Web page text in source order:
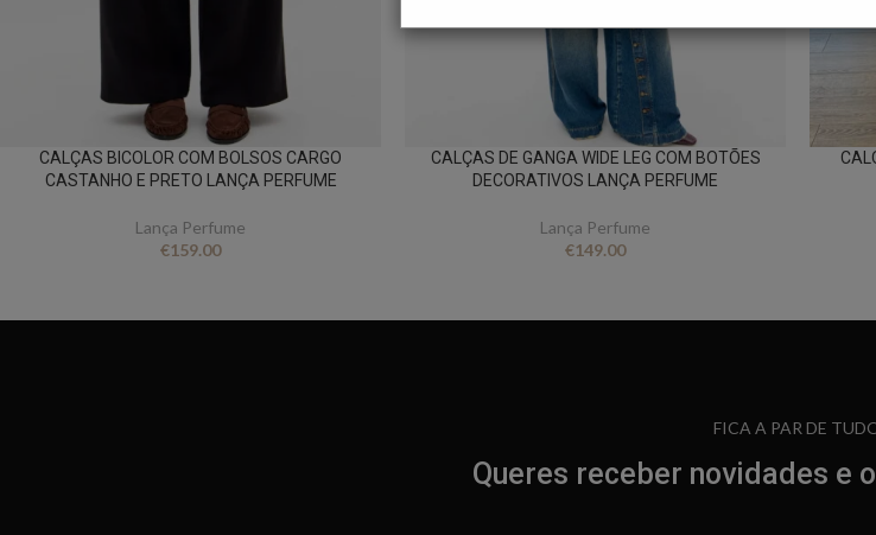
CALÇAS BICOLOR COM BOLSOS CARGO
CASTANHO E PRETO LANÇA PERFUME
Lança Perfume
€159.00
CALÇAS DE GANGA WIDE LEG COM BOTÕES
DECORATIVOS LANÇA PERFUME
Lança Perfume
€149.00
FICA A PAR DE
Queres receber novidades e